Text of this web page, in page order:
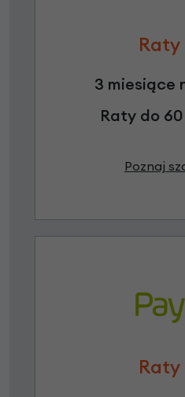
Raty
3 miesiące
Raty do
Poznaj
Raty